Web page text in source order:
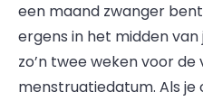
een maand zwanger
ergens in het midden
zo’n twee weken voor
menstruatiedatum. Als je